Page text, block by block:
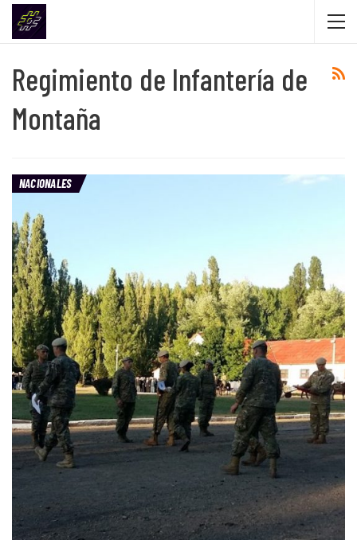
Regimiento de Infantería de
Montaña
NACIONALES